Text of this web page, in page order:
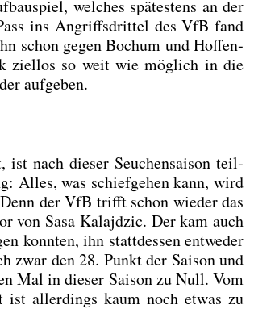
wel­ches spä­tes­tens an der
ins Angriffs­drit­tel des VfB fand
schon gegen Bochum und Hof­fen­
ziel­los so weit wie mög­lich in die
auf­ge­ben.
ist nach die­ser Seu­chen­sai­son teil­
Alles, was schief­ge­hen kann, wird
der VfB trifft schon wie­der das
von Sasa Kalajd­zic. Der kam auch
konn­ten, ihn statt­des­sen ent­we­der
zwar den 28. Punkt der Sai­son und
Mal in die­ser Sai­son zu Null. Vom
ist aller­dings kaum noch etwas zu